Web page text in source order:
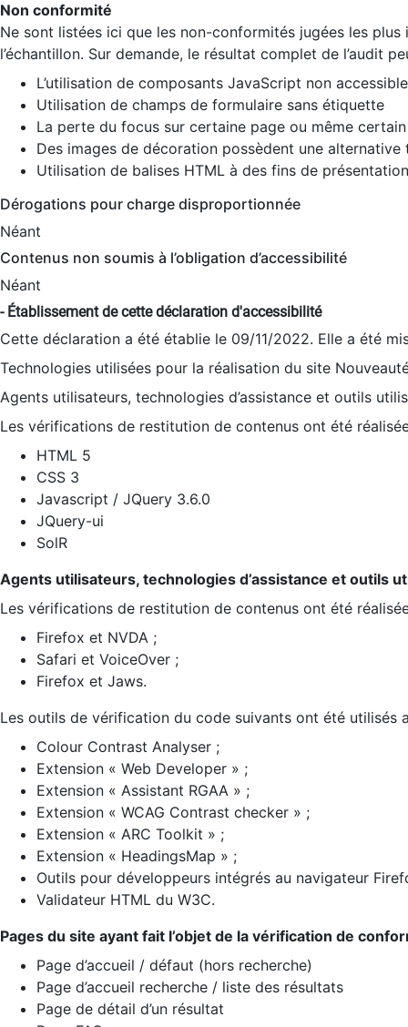
Non conformité
Ne sont listées ici que les non-conformités jugées les
l’échantillon. Sur demande, le résultat complet de l’audit
L’utilisation de composants JavaScript non
Utilisation de champs de formulaire sans étiquette
La perte du focus sur certaine page ou même
Des images de décoration possèdent une alternative
Utilisation de balises HTML à des fins de
Dérogations pour charge disproportionnée
Néant
Contenus non soumis à l’obligation d’accessibilité
Néant
- Établissement de cette déclaration d'accessibilité
Cette déclaration a été établie le 09/11/2022. Elle a été
Technologies utilisées pour la réalisation du site
Agents utilisateurs, technologies d’assistance et outils
Les vérifications de restitution de contenus ont été
HTML 5
CSS 3
Javascript / JQuery 3.6.0
JQuery-ui
SolR
Agents utilisateurs, technologies d’assistance et outils
Les vérifications de restitution de contenus ont été
Firefox et NVDA ;
Safari et VoiceOver ;
Firefox et Jaws.
Les outils de vérification du code suivants ont été utilisés
Colour Contrast Analyser ;
Extension « Web Developer » ;
Extension « Assistant RGAA » ;
Extension « WCAG Contrast checker » ;
Extension « ARC Toolkit » ;
Extension « HeadingsMap » ;
Outils pour développeurs intégrés au navigateur
Validateur HTML du W3C.
Pages du site ayant fait l’objet de la vérification de
Page d’accueil / défaut (hors recherche)
Page d’accueil recherche / liste des résultats
Page de détail d’un résultat